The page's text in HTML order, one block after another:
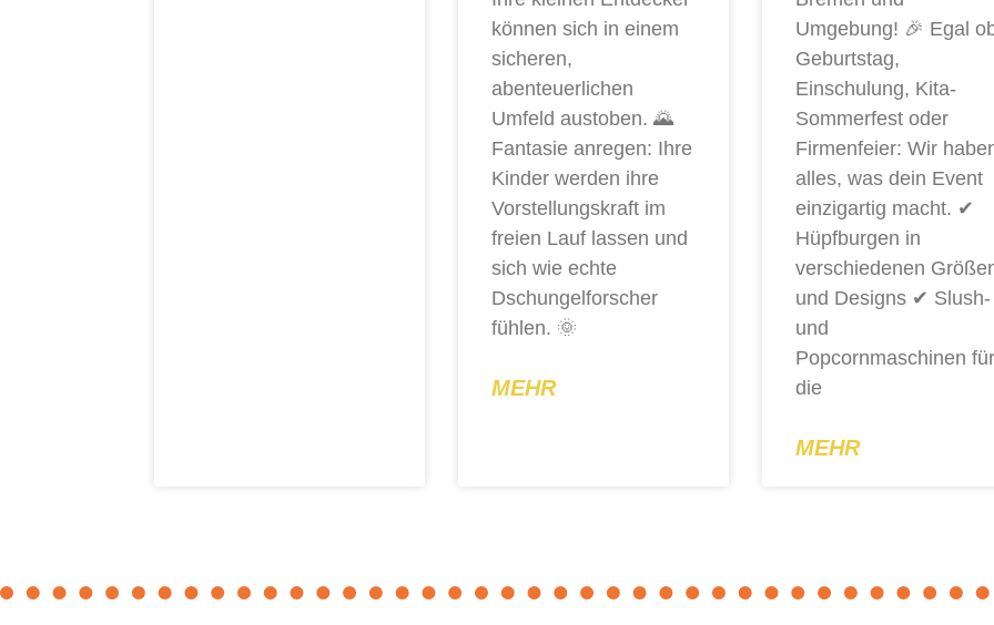
können sich in einem
sicheren,
abenteuerlichen
Umfeld austoben. 🌄
Fantasie anregen: Ihre
Kinder werden ihre
Vorstellungskraft im
freien Lauf lassen und
sich wie echte
Dschungelforscher
fühlen. 🌞
MEHR
Umgebung! 🎉 Egal
Geburtstag,
Einschulung, Kita-
Sommerfest oder
Firmenfeier: Wir
alles, was dein Event
einzigartig macht. ✔
Hüpfburgen in
verschiedenen
und Designs ✔ Slush-
und
Popcornmaschinen für
die
MEHR